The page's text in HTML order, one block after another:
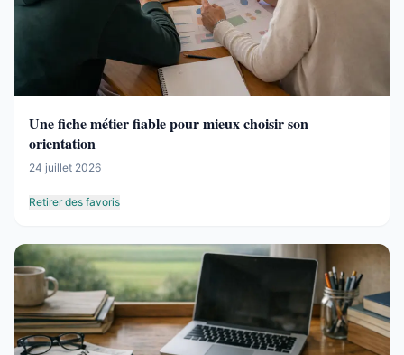
Une fiche métier fiable pour mieux choisir son
orientation
24 juillet 2026
Retirer des favoris